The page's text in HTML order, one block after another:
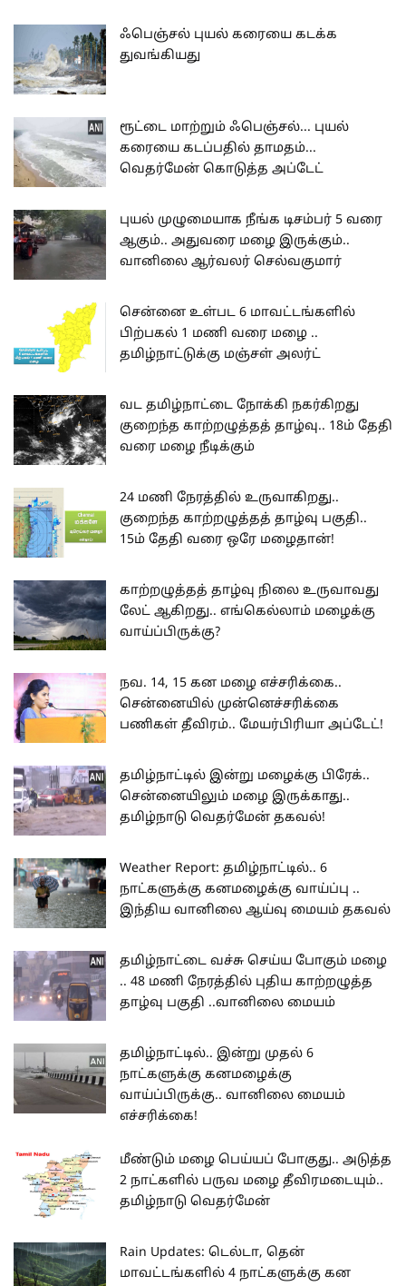
ஃபெஞ்சல் புயல் கரையை கடக்க
துவங்கியது
ரூட்டை மாற்றும் ஃபெஞ்சல்... புயல்
கரையை கடப்பதில் தாமதம்...
வெதர்மேன் கொடுத்த அப்டேட்
புயல் முழுமையாக நீங்க டிசம்பர் 5 வரை
ஆகும்.. அதுவரை மழை இருக்கும்..
வானிலை ஆர்வலர் செல்வகுமார்
சென்னை உள்பட 6 மாவட்டங்களில்
பிற்பகல் 1 மணி வரை மழை ..
தமிழ்நாட்டுக்கு மஞ்சள் அலர்ட்
வட தமிழ்நாட்டை நோக்கி நகர்கிறது
குறைந்த காற்றழுத்தத் தாழ்வு.. 18ம் தேதி
வரை மழை நீடிக்கும்
24 மணி நேரத்தில் உருவாகிறது..
குறைந்த காற்றழுத்தத் தாழ்வு பகுதி..
15ம் தேதி வரை ஒரே மழைதான்!
காற்றழுத்தத் தாழ்வு நிலை உருவாவது
லேட் ஆகிறது.. எங்கெல்லாம் மழைக்கு
வாய்ப்பிருக்கு?
நவ. 14, 15 கன மழை எச்சரிக்கை..
சென்னையில் முன்னெச்சரிக்கை
பணிகள் தீவிரம்.. மேயர்பிரியா அப்டேட்!
தமிழ்நாட்டில் இன்று மழைக்கு பிரேக்..
சென்னையிலும் மழை இருக்காது..
தமிழ்நாடு வெதர்மேன் தகவல்!
Weather Report: தமிழ்நாட்டில்.. 6
நாட்களுக்கு கனமழைக்கு வாய்ப்பு ..
இந்திய வானிலை ஆய்வு மையம் தகவல்
தமிழ்நாட்டை வச்சு செய்ய போகும் மழை
.. 48 மணி நேரத்தில் புதிய காற்றழுத்த
தாழ்வு பகுதி ..வானிலை மையம்
தமிழ்நாட்டில்.. இன்று முதல் 6
நாட்களுக்கு கனமழைக்கு
வாய்ப்பிருக்கு.. வானிலை மையம்
எச்சரிக்கை!
மீண்டும் மழை பெய்யப் போகுது.. அடுத்த
2 நாட்களில் பருவ மழை தீவிரமடையும்..
தமிழ்நாடு வெதர்மேன்
Rain Updates: டெல்டா, தென்
மாவட்டங்களில் 4 நாட்களுக்கு கன